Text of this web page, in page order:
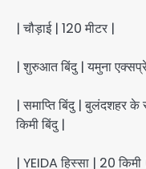
| चौड़ाई | 120 मीटर |
| शुरुआत बिंदु | यमुना
| समाप्ति बिंदु | बुलंदशहर
किमी बिंदु |
| YEIDA हिस्सा | 20